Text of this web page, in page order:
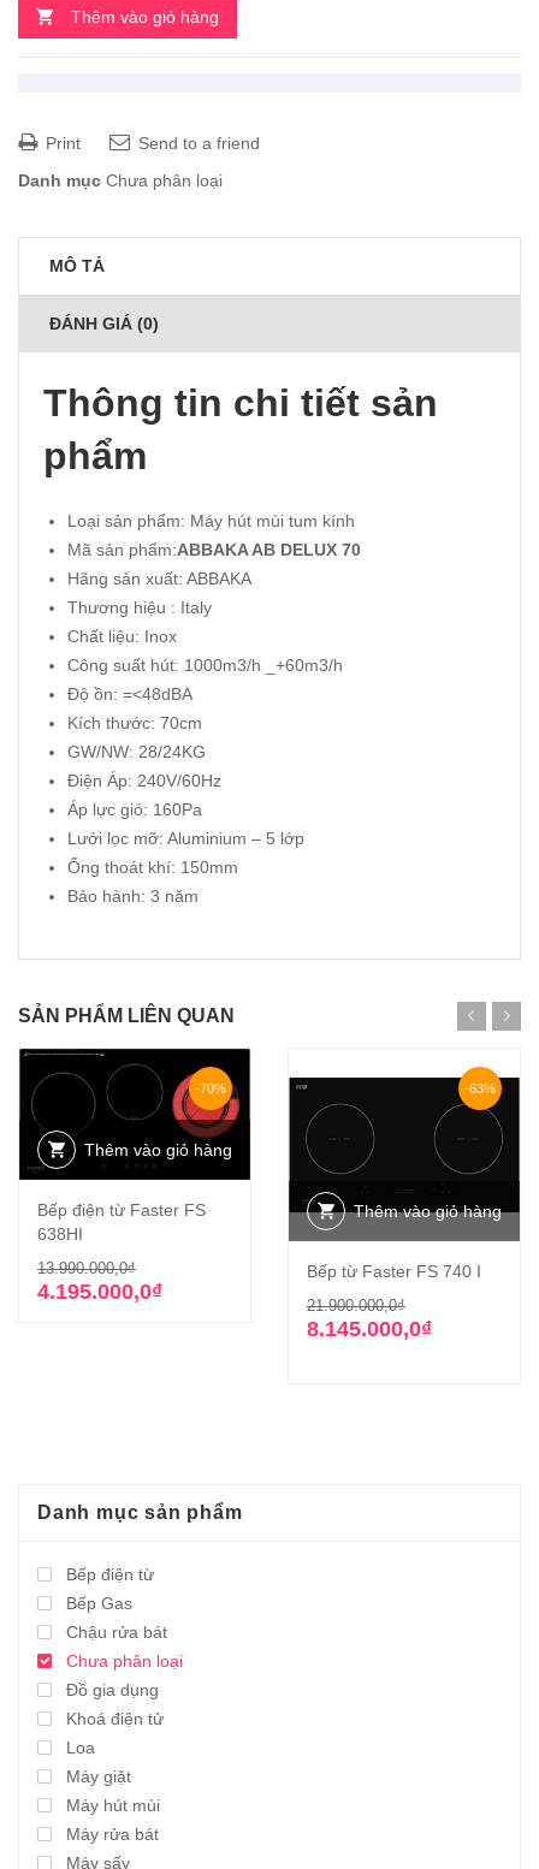
Thêm vào giỏ hàng
Print
Send to a friend
Danh mục Chưa phân loại
MÔ TẢ
ĐÁNH GIÁ (0)
Thông tin chi tiết sản
phẩm
Loại sản phẩm: Máy hút mùi tum kính
Mã sản phẩm:ABBAKA AB DELUX 70
Hãng sản xuất: ABBAKA
Thương hiệu : Italy
Chất liệu: Inox
Công suất hút: 1000m3/h _+60m3/h
Độ ồn: =<48dBA
Kích thước: 70cm
GW/NW: 28/24KG
Điện Áp: 240V/60Hz
Áp lực gió: 160Pa
Lưới lọc mỡ: Aluminium – 5 lớp
Ống thoát khí: 150mm
Bảo hành: 3 năm
SẢN PHẨM LIÊN QUAN
-70%
Thêm vào giỏ hàng
Bếp điện từ Faster FS
638HI
13.990.000,0₫Giá
gốc
4.195.000,0₫
Giá
hiện
-63%
Thêm vào giỏ hàng
Bếp từ Faster FS 740 I
21.900.000,0₫Giá
gốc
8.145.000,0₫
Giá
hiện
Danh mục sản phẩm
Bếp điện từ
Bếp Gas
Chậu rửa bát
Chưa phân loại
Đồ gia dụng
Khoá điện tử
Loa
Máy giặt
Máy hút mùi
Máy rửa bát
Máy sấy